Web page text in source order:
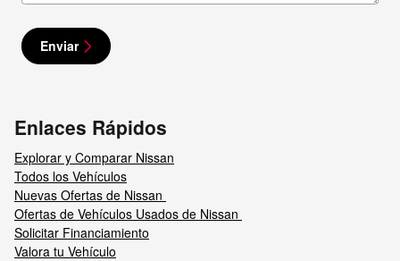
Enviar
Enlaces Rápidos
Explorar y Comparar Nissan
Todos los Vehículos
Nuevas Ofertas de Nissan
Ofertas de Vehículos Usados de Nissan
Solicitar Financiamiento
Valora tu Vehículo